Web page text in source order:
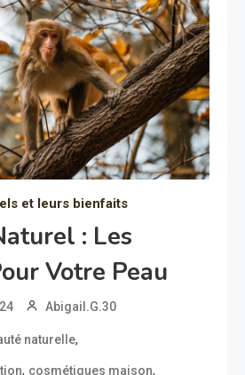
et leurs bienfaits
: Les
Votre Peau
Abigail.G.30
naturelle,
, cosmétiques maison,